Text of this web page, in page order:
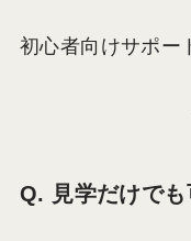
初心者向けサポー
Q. 見学だけでも